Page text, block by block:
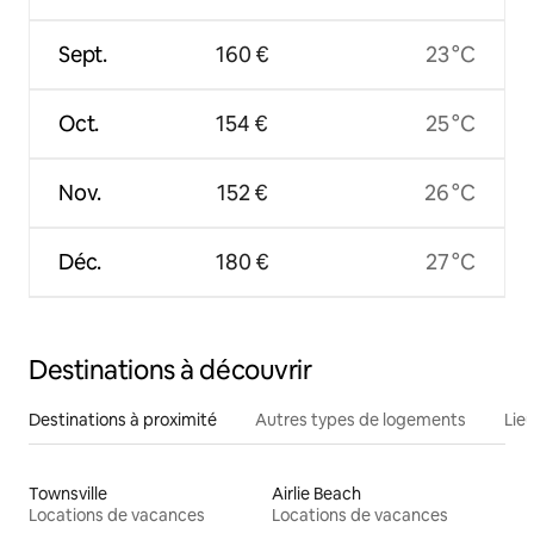
Sept.
Oct.
Nov.
Déc.
160 €
154 €
152 €
180 €
23 °C
25 °C
26 °C
27 °C
Destinations à découvrir
Destinations à proximité Autres types de logements
Townsville
Locations de vacances
Airlie Beach
Locations de vacances